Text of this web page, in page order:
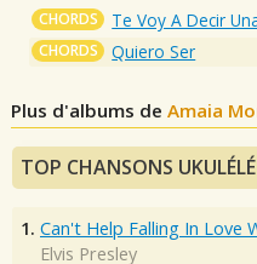
CHORDS Te Voy A Decir
CHORDS Quiero Ser
Plus d'albums deAmaia
TOP CHANSONS
1. Can't Help Falling In Love
Elvis Presley